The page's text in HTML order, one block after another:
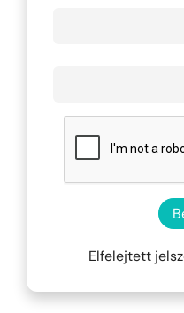
Elfelejtett